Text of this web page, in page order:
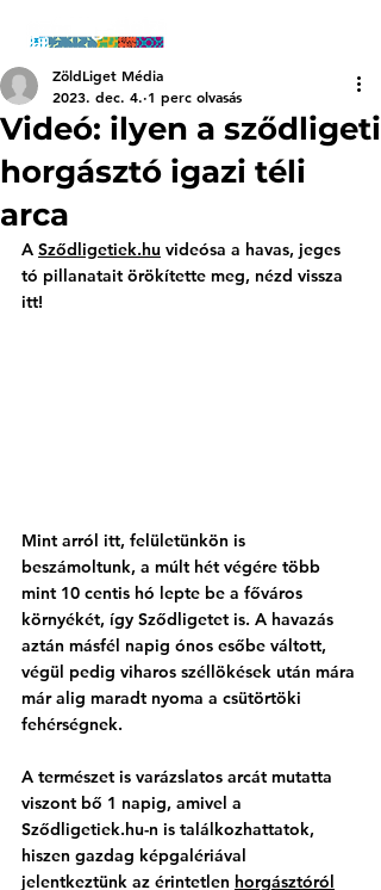
Videó: ilyen a sződligeti
horgásztó igazi téli
arca
ZöldLiget Média
2023. dec. 4. 1 perc olvasás
A Sződligetiek.hu videósa a havas, jeges
tó pillanatait örökítette meg, nézd vissza
itt!
Mint arról itt, felületünkön is
beszámoltunk, a múlt hét végére több
mint 10 centis hó lepte be a főváros
környékét, így Sződligetet is. A havazás
aztán másfél napig ónos esőbe váltott,
végül pedig viharos széllökések után mára
már alig maradt nyoma a csütörtöki
fehérségnek.
A természet is varázslatos arcát mutatta
viszont bő 1 napig, amivel a
Sződligetiek.hu-n is találkozhattatok,
hiszen gazdag képgalériával
jelentkeztünk az érintetlen horgásztóról